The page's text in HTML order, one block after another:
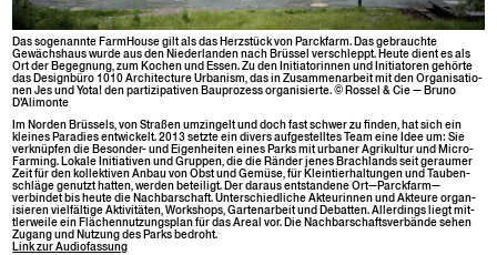
Das soge­nan­nte Farm­House gilt als das Herzstück von Par­ck­farm. Das gebrauchte
Gewächshaus wurde aus den Nieder­lan­den nach Brüs­sel ver­schleppt. Heute dient es als
Ort der Begeg­nung, zum Kochen und Essen. Zu den Ini­tia­torin­nen und Ini­tia­toren gehörte
das Design­büro 1010 Archi­tec­ture Urban­ism, das in Zusam­me­nar­beit mit den Organ­i­sa­tio­
nen Jes und Yota! den par­tizipa­tiv­en Bauprozess organ­isierte. © Rossel & Cie — Bruno
D’Alimonte
Im Nor­den Brüs­sels, von Straßen umzin­gelt und doch fast schw­er zu find­en, hat sich ein
kleines Paradies entwick­elt. 2013 set­zte ein divers aufgestelltes Team eine Idee um: Sie
verknüpfen die Beson­der- und Eigen­heit­en eines Parks mit urbaner Agrikul­tur und Micro-
Farm­ing. Lokale Ini­tia­tiv­en und Grup­pen, die die Rän­der jenes Brach­lands seit ger­aumer
Zeit für den kollek­tiv­en Anbau von Obst und Gemüse, für Klein­tier­hal­tun­gen und Tauben­
schläge genutzt hat­ten, wer­den beteiligt. Der daraus ent­standene Ort—Parckfarm—
verbindet bis heute die Nach­barschaft. Unter­schiedliche Akteurin­nen und Akteure organ­
isieren vielfältige Aktiv­itäten, Work­shops, Garte­nar­beit und Debat­ten. Allerd­ings liegt mit­
tler­weile ein Flächen­nutzungs­plan für das Are­al vor. Die Nach­barschaftsver­bände sehen
Zugang und Nutzung des Parks bedroht.
Link zurAudio­fas­sung